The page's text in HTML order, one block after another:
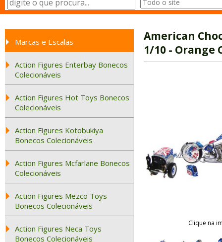
Marcas e Escalas
Action Figures Enterbay Bonecos
Colecionáveis
Action Figures Hot Toys Bonecos
Colecionáveis
Action Figures Kotobukiya
Bonecos Colecionáveis
Action Figures Mcfarlane Bonecos
Colecionáveis
Action Figures Mezco Toys
Bonecos Colecionáveis
Action Figures Neca Toys
Bonecos Colecionáveis
American
1/10 - Orange
Clique na